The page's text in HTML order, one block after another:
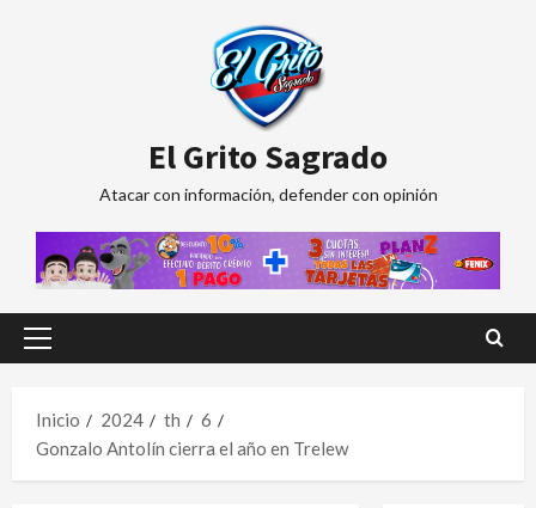
El Grito Sagrado
Atacar con información, defender con opinión
Menú
Inicio
2024 th
6
Gonzalo Antolín cierra el año en Trelew